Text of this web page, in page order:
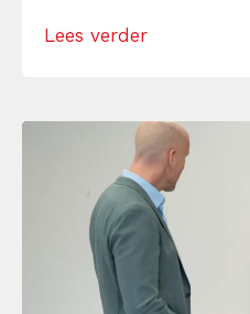
maar dat is niet zo.
Lees verder